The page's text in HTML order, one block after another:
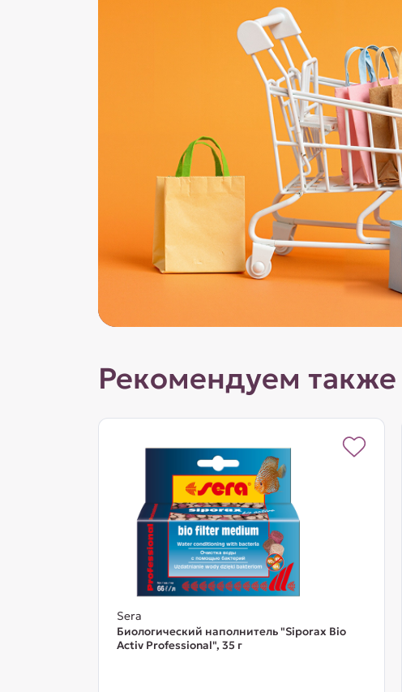
Рекомендуем также
Sera
Биологический наполнитель "Siporax Bio
Activ Professional", 35 г